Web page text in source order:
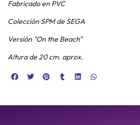
Fabricado en PVC
Colección SPM de SEGA
Versión "On the Beach"
Altura de 20 cm. aprox.